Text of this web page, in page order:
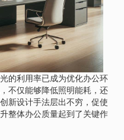
的利用率已成为优化办公环
不仅能够降低照明能耗，还
新设计手法层出不穷，促使
整体办公质量起到了关键作